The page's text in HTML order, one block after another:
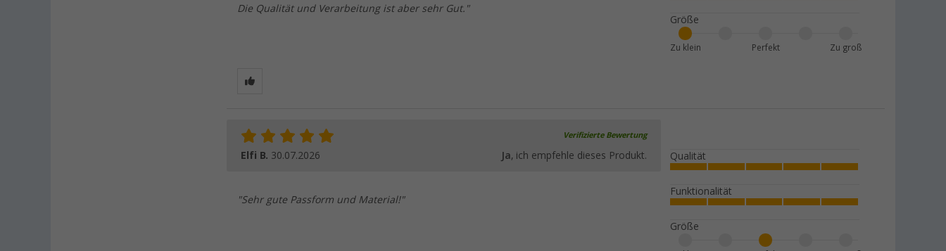
Die Qualität und Verarbeitung ist aber sehr Gut."
Größe
Zu groß
Perfekt
Zu klein
Verifizierte Bewertung
Elfi B. 30.07.2026 Ja, ich empfehle dieses Produkt.
"Sehr gute Passform und Material!"
Qualität
Funktionalität
Größe